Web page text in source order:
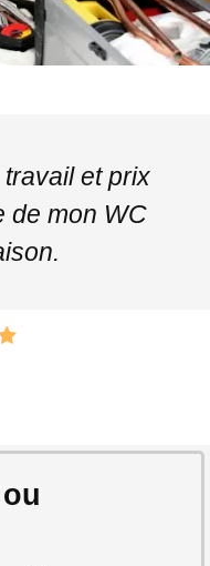
et prix
de mon WC